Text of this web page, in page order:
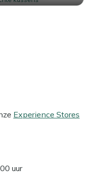
Experience Stores
uur